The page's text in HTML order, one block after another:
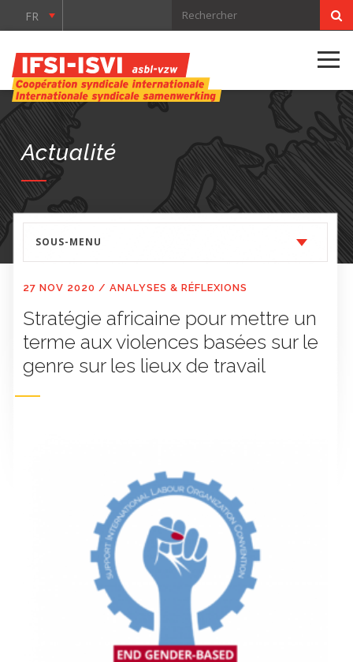
FR
Actualité
SOUS-MENU
27 NOV 2020 / ANALYSES & RÉFLEXIONS
Stratégie africaine pour mettre un
terme aux violences basées sur le
genre sur les lieux de travail